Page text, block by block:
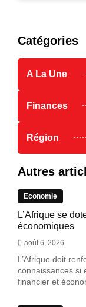
Catégories
A La Une
Finances
Région
Autres
Economie
L’Afrique se
économiques
août 6, 2026
L’Afrique doit
connaissances si
financier et